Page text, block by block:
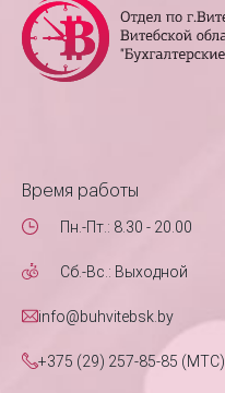
Время работы
Пн.-Пт.: 8.30 - 20.00
Сб.-Вс.: Выходной
info@buhvitebsk.by
+375 (29) 257-85-85 (MTC)